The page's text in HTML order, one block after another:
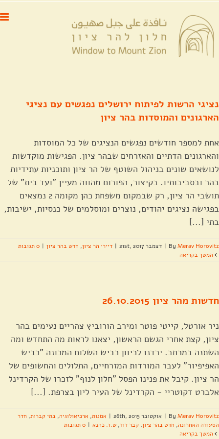
דלג
לתוכן
נציגי הרשות לפיתוח ירושלים נפגשים עם נציגי
הארגונים והמוסדות בהר ציון
אחת למספר חודשים נפגשים הנציגים של כל המוסדות
והארגונים הדתיים והאזרחים שבהר ציון. הפגישות מוקדשות
לנושאים שונים בניהול השוטף של הר ציון ותוכניות עתידיות
בהר ובסביבותיו. בקיצור, הפורום מהווה מעיין "ועד בית" של
תושבי הר ציון, רק שבמקום משפחת כהן מקומה 2 נמצאים
בפגישה נציגים יהודים, נוצרים ומוסלמים של כנסיות, ישיבות,
בתי [...]
By Merav Horovitz
| דצמבר 21st, 2017 | דיירי הר ציון, חדש בהר ציון | 0 תגובות
המשך בקריאה
חדשות מהר ציון 26.10.2015
ניר אורטל, קייטי פוטר ומירב הורוביץ צהריים נעימים בהר
ציון, קצת אחרי הגשם הראשון, יצאנו לראות מה התחדש ומה
השתנה במרחב. ירדנו לכיוון כביש השלום המכונה "כביש
האפיפיור" לעבר המורדות המזרחיים, התלולים והחשופים של
הר ציון. קיבל את פנינו הפסל "חלון לנוף" לזכרו של הקרדינל
אלברט דקוטריי - הקרדינל של העיר ליון בצרפת. [...]
By Merav Horovitz
| אוקטובר 26th, 2015 | אמנות, ארכיאולוגיה, בתי קברות, חדר
הסעודה האחרונה, חדש בהר ציון, קבר דוד, ש.ז. כהנא | 0 תגובות
המשך בקריאה